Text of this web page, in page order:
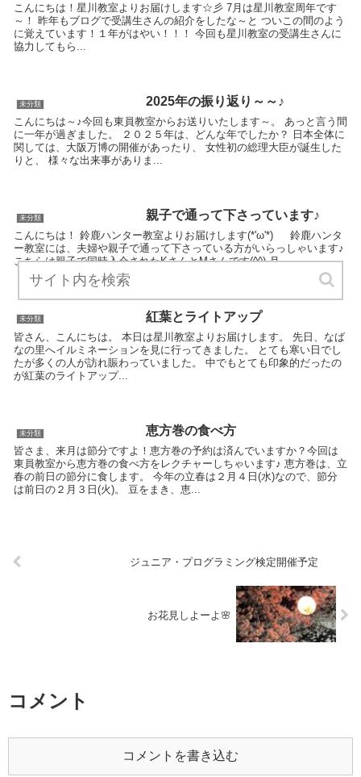
こんにちは！星川教室よりお届けします☆彡 7月は星川教室周年です
～！ 昨年もブログで受講生さんの紹介をしたな～と ついこの間のよう
に覚えています！１年がはやい！！！ 今回も星川教室の受講生さんに
協力してもら...
未分類 2025年の振り返り～～♪
こんにちは～♪今回も東員教室からお送りいたします～。 あっと言う間
に一年が過ぎました。 ２０２５年は、どんな年でしたか？ 日本全体に
関しては、大阪万博の開催があったり、 女性初の総理大臣が誕生した
りと、 様々な出来事がありま...
未分類 親子で通って下さっています♪
こんにちは！ 鈴鹿ハンター教室よりお届けします(*'ω'*) 鈴鹿ハンタ
ー教室には、夫婦や親子で通って下さっている方がいらっしゃいます♪
こちらは親子で同時入会されたKさんとMさんです(^^) 月...
未分類 紅葉とライトアップ
皆さん、こんにちは。 本日は星川教室よりお届けします。 先日、なば
なの里へイルミネーションを見に行ってきました。 とても寒い日でし
たが多くの人が訪れ賑わっていました。 中でもとても印象的だったの
が紅葉のライトアップ...
未分類 恵方巻の食べ方
皆さま、来月は節分ですよ！恵方巻の予約は済んでいますか？今回は
東員教室から恵方巻の食べ方をレクチャーしちゃいます♪ 恵方巻は、立
春の前日の節分に食します。 今年の立春は２月４日(水)なので、節分
は前日の２月３日(火)。 豆をまき、恵...
ジュニア・プログラミング検定開催予定
お花見しよーよ🌸
コメント
コメントを書き込む